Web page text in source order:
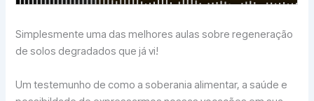
Simplesmente uma das melhores aulas sobre regeneração
de solos degradados que já vi!
Um testemunho de como a soberania alimentar, a saúde e